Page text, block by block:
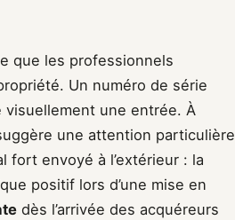
que les professionnels
Un numéro de série
visuellement une entrée. À
une attention particulière
fort envoyé à l’extérieur : la
positif lors d’une mise en
dès l’arrivée des acquéreurs